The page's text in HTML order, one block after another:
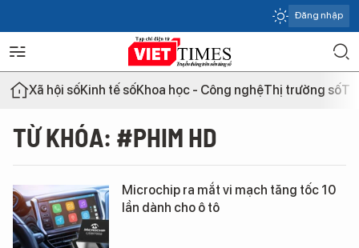
Đăng nhập
Xã hội sốKinh tế sốKhoa học - Công nghệThị trường số
TỪ KHÓA: #PHIM HD
Microchip ra mắt vi mạch tăng tốc 10
lần dành cho ô tô